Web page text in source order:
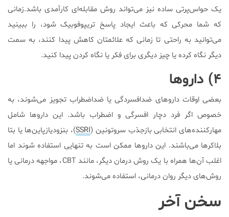
یک حواس‌پرتی ساده نیز می‌تواند روش مقابله‌ای کارآمدی باشد.زمانی
که شما محرکی که باعث ایجاد پاسخ تریپوفوبیک شود، را ببینید
می‌توانید به راحتی تا زمانی که علائمتان کاهش پیدا کنند، به سمت
دیگر نگاه کرده یا چیز دیگری برای فکر یا نگاه کردن پیدا کنید.
۴) دارو‌ها
بعضی اوقات دارو‌های ضدافسردگی یا ضداضطراب تجویز می‌شوند، به
خصوص اگر فرد دچار افسرگی و اضطراب باشد. این دارو‌ها شامل
مهارکننده‌های انتخابی بازجذب سروتونین (SSRI)، بنزودیازپاین‌ها یا بتا
بلاکر‌ها می‌باشند. این دارو‌ها ممکن است به تنهایی استفاده شوند اما
اغلب آن‌ها همراه با یک روش درمان دیگر، مانند CBT، مواجهه درمانی یا
روش‌های دیگر روان درمانی، استفاده می‌شوند.
سخن آخر